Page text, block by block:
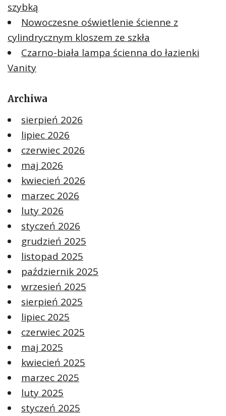
szybką
Nowoczesne oświetlenie ścienne z
cylindrycznym kloszem ze szkła
Czarno-biała lampa ścienna do łazienki
Vanity
Archiwa
sierpień 2026
lipiec 2026
czerwiec 2026
maj 2026
kwiecień 2026
marzec 2026
luty 2026
styczeń 2026
grudzień 2025
listopad 2025
październik 2025
wrzesień 2025
sierpień 2025
lipiec 2025
czerwiec 2025
maj 2025
kwiecień 2025
marzec 2025
luty 2025
styczeń 2025